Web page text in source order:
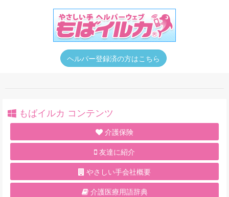
ヘルパー登録済の方はこちら
もばイルカ コンテンツ
介護保険
友達に紹介
やさしい手会社概要
介護医療用語辞典